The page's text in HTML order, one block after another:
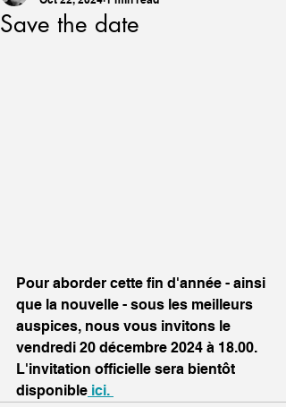
Save the date
Pour aborder cette fin d'année - ainsi
que la nouvelle - sous les meilleurs
auspices, nous vous invitons le
vendredi 20 décembre 2024 à 18.00.
L'invitation officielle sera bientôt
disponible ici.